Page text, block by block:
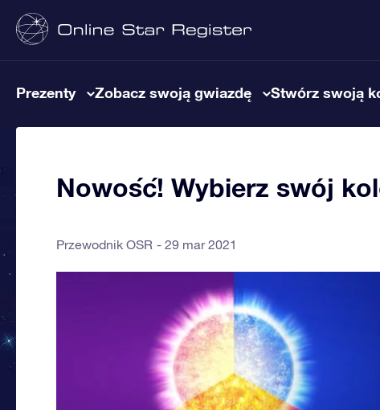
Prezenty Zobacz swoją gwiazdę Stwórz swoją
Nowość! Wybierz swój
Przewodnik OSR 29 mar 2021